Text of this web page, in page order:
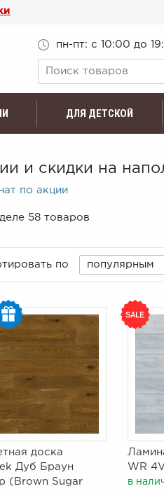
пн-пт: c 10:00 до
ДЛЯ ДЕТСКОЙ
и скидки на
по акции
58 товаров
по популярным
доска
Дуб Браун
(Brown Sugar
WR
в